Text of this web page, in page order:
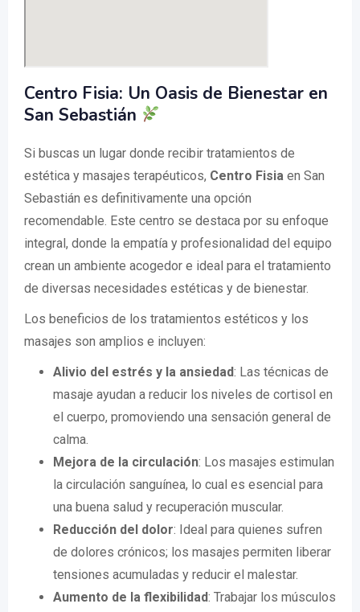
Centro Fisia: Un Oasis de Bienestar en
San Sebastián
Si buscas un lugar donde recibir tratamientos de
estética y masajes terapéuticos, Centro Fisia en San
Sebastián es definitivamente una opción
recomendable. Este centro se destaca por su enfoque
integral, donde la empatía y profesionalidad del equipo
crean un ambiente acogedor e ideal para el tratamiento
de diversas necesidades estéticas y de bienestar.
Los beneficios de los tratamientos estéticos y los
masajes son amplios e incluyen:
Alivio del estrés y la ansiedad: Las técnicas de
masaje ayudan a reducir los niveles de cortisol en
el cuerpo, promoviendo una sensación general de
calma.
Mejora de la circulación: Los masajes estimulan
la circulación sanguínea, lo cual es esencial para
una buena salud y recuperación muscular.
Reducción del dolor: Ideal para quienes sufren
de dolores crónicos; los masajes permiten liberar
tensiones acumuladas y reducir el malestar.
Aumento de la flexibilidad: Trabajar los músculos